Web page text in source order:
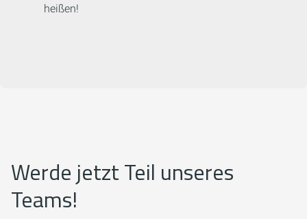
heißen!
Werde jetzt Teil unseres
Teams!